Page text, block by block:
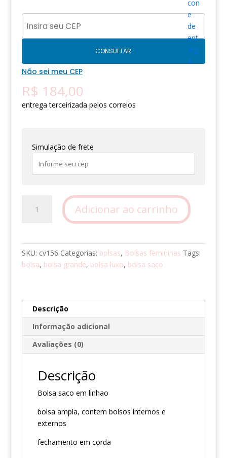
CONSULTAR
Não sei meu CEP
R$ 184,00
entrega terceirizada pelos correios
Simulação de frete
Saco
Adicionar ao carrinho
SKU: cv156 Categorias: bolsas, Bolsas femininas Tags:
bolsa, bolsa grande, bolsa luxo, bolsa saco
Descrição
Informação adicional
Avaliações (0)
Descrição
Bolsa saco em linhao
bolsa ampla, contem bolsos internos e
externos
fechamento em corda